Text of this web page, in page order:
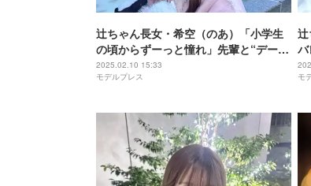
辻ちゃん長女・希空（のあ）「小学生
の頃からずーっと憧れ」先輩と“デー
ト”報告 プリクラ公開に反響続々
2025.02.10 15:33
モデルプレス
い
モ